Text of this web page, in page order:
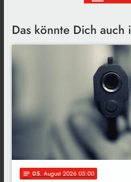
Das könnte Dich auch
notes 05. August 2026 05:00